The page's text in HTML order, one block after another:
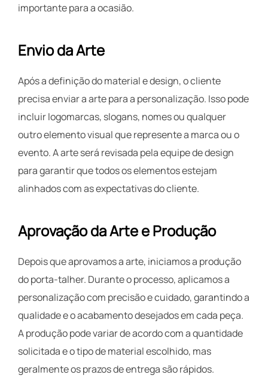
importante para a ocasião.
Envio da Arte
Após a definição do material e design, o cliente
precisa enviar a arte para a personalização. Isso pode
incluir logomarcas, slogans, nomes ou qualquer
outro elemento visual que represente a marca ou o
evento. A arte será revisada pela equipe de design
para garantir que todos os elementos estejam
alinhados com as expectativas do cliente.
Aprovação da Arte e Produção
Depois que aprovamos a arte, iniciamos a produção
do porta-talher. Durante o processo, aplicamos a
personalização com precisão e cuidado, garantindo a
qualidade e o acabamento desejados em cada peça.
A produção pode variar de acordo com a quantidade
solicitada e o tipo de material escolhido, mas
geralmente os prazos de entrega são rápidos.